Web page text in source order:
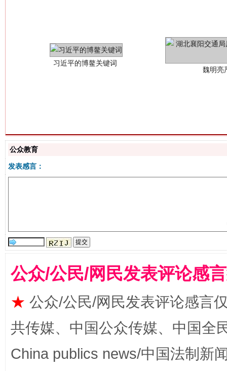
生
揭批美国五大"原罪" "炒
公众教育
发表感言：
公众/公民/网民发表评论感
★ 公众/公民/网民发表评论感言
共传媒、中国公众传媒、中国全
China publics news/中国法制新